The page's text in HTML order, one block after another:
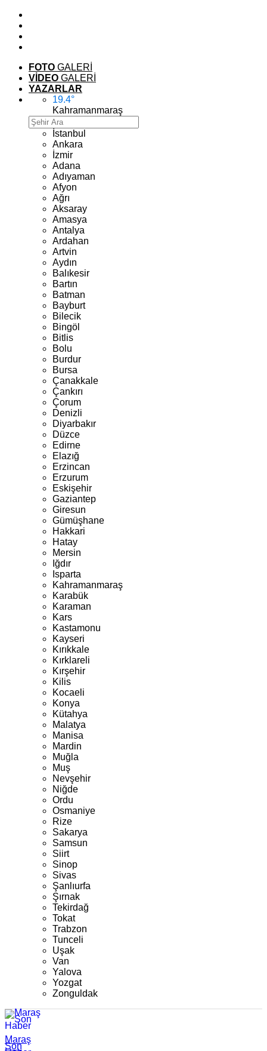
FOTO GALERİ
VİDEO GALERİ
YAZARLAR
19.4°
Kahramanmaraş
İstanbul
Ankara
İzmir
Adana
Adıyaman
Afyon
Ağrı
Aksaray
Amasya
Antalya
Ardahan
Artvin
Aydın
Balıkesir
Bartın
Batman
Bayburt
Bilecik
Bingöl
Bitlis
Bolu
Burdur
Bursa
Çanakkale
Çankırı
Çorum
Denizli
Diyarbakır
Düzce
Edirne
Elazığ
Erzincan
Erzurum
Eskişehir
Gaziantep
Giresun
Gümüşhane
Hakkari
Hatay
Mersin
Iğdır
Isparta
Kahramanmaraş
Karabük
Karaman
Kars
Kastamonu
Kayseri
Kırıkkale
Kırklareli
Kırşehir
Kilis
Kocaeli
Konya
Kütahya
Malatya
Manisa
Mardin
Muğla
Muş
Nevşehir
Niğde
Ordu
Osmaniye
Rize
Sakarya
Samsun
Siirt
Sinop
Sivas
Şanlıurfa
Şırnak
Tekirdağ
Tokat
Trabzon
Tunceli
Uşak
Van
Yalova
Yozgat
Zonguldak
Maraş
Son